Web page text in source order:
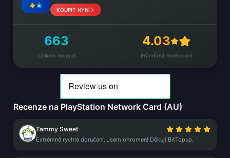
KOUPIT NYNÍ
663
Celkem recenzí
4.03
Průměrné hodnocení
Recenze na PlayStation Network Card (AU)
Tammy Sweet
Extrémně rychlé doručení. Jsem ohromen! Děkuji BitTopup.